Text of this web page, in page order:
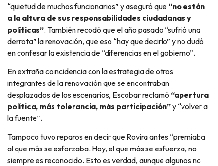
“quietud de muchos funcionarios” y aseguró que “no están
a la altura de sus responsabilidades ciudadanas y
políticas”. También recodó que el año pasado “sufrió una
derrota” la renovación, que eso “hay que decirlo” y no dudó
en confesar la existencia de “diferencias en el gobierno”.
En extraña coincidencia con la estrategia de otros
integrantes de la renovación que se encontraban
desplazados de los escenarios, Escobar reclamó “apertura
política, más tolerancia, más participación”y “volver a
la fuente”.
Tampoco tuvo reparos en decir que Rovira antes “premiaba
al que más se esforzaba. Hoy, el que más se esfuerza, no
siempre es reconocido. Esto es verdad, aunque algunos no